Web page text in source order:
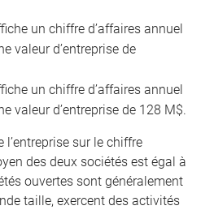
un chiffre d’affaires annuel
valeur d’entreprise de
un chiffre d’affaires annuel
valeur d’entreprise de 128 M$.
l’entreprise sur le chiffre
des deux sociétés est égal à
ouvertes sont généralement
taille, exercent des activités